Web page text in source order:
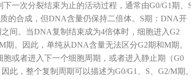
一次分裂结束为止的活动过程，通常由G0/G1期、
的合成，但DNA含量仍保持二倍体。S期：DNA开
间。当DNA复制结束成为4倍体时，细胞进入G2
。因此，单纯从DNA含量无法区分G2期和M期。
或者进入下一个细胞周期，或者进入静止期（G0
此，整个复制周期可以描述为G0/G1、S、G2/M期。